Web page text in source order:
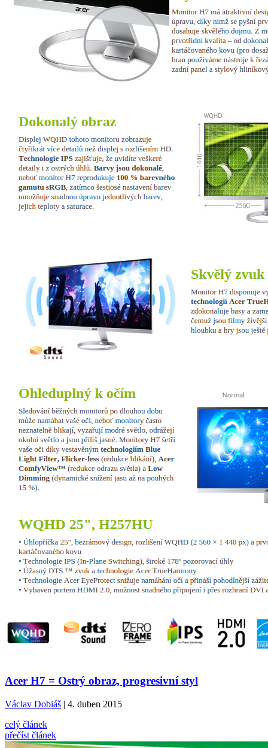
Acer H7 = Ostrý obraz, progresivní styl
Václav Dobiáš| 4. duben 2015
celý článek
přečíst článek